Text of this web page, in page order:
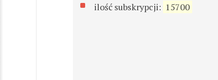
ilość subskrypcji: 15700